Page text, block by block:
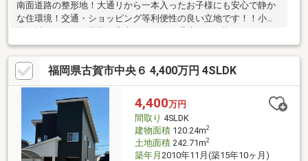
南面道路の整形地！大通リから一本入ったお子様にも安心で静か
な住環境！交通・ショッピング等利便性の良い立地です！！小学
フォメーション--- ○ドラッグコスモス 徒歩15分 ○
花鶴丘幼稚園 徒歩7分 ○ばばこどもクリニッ
ク 徒歩8分 ○花鶴マート 徒歩13分 ○
ニトリ 徒歩14分 ○古賀市役
所 徒歩17分 ○セブンイレブン
徒歩12分 ○古賀花鶴丘郵便局 徒歩12分 ○ローソ
ン 徒歩7分
福岡県古賀市中央６ 4,400万円 4SLDK
4,400万円
間取り 4SLDK
建物面積120.24m2
土地面積242.71m2
築年月 2010年11月(築15年10ヶ月)